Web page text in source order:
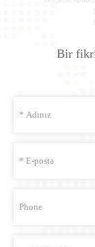
Bir